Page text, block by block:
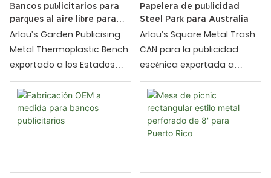
usuarios funciones de ocio
y entretenimiento, mientras
que el material
termoplástico de metal
garantiza la durabilidad y
la comodidad. Las
siguientes son las
principales características
y ventajas de esta mesa
Bancos publicitarios para
parques al aire libre para
Australia
Arlau's Garden Publicising
Metal Thermoplastic Bench
exportado a los Estados
Unidos es un mueble de
exterior que combina
funciones de belleza,
practicidad y publicidad.
lugares escénicos y áreas
Papelera de publicidad
Steel Park para Australia
Arlau's Square Metal Trash
CAN para la publicidad
escénica exportada a
Australia es una
innovadora instalación al
aire libre que combina
funciones de practicidad y
publicidad. Está diseñado
como lugares escénicos,